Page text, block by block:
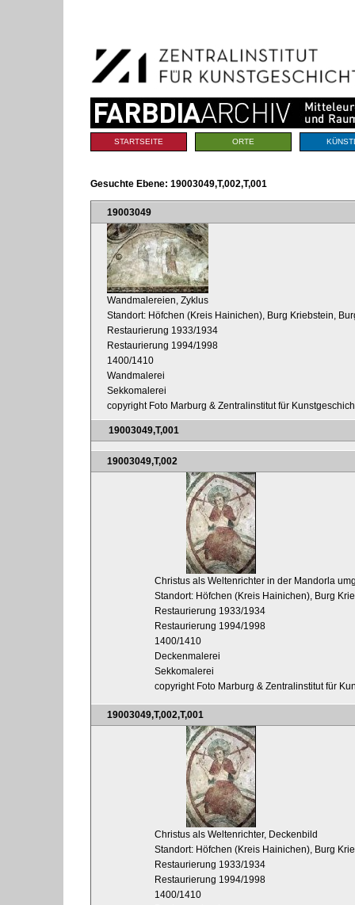
Navigation
Sektionen
STARTSEITE ORTE
Gesuchte Ebene: 19003049,T,002,T,001
19003049
Wandmalereien, Zyklus
Standort: Höfchen (Kreis Hainichen), Burg Kriebstein,
Restaurierung 1933/1934
Restaurierung 1994/1998
1400/1410
Wandmalerei
Sekkomalerei
copyright Foto Marburg & Zentralinstitut für
19003049,T,001
19003049,T,002
Christus als Weltenrichter in der Mandorla
Standort: Höfchen (Kreis Hainichen), Burg
Restaurierung 1933/1934
Restaurierung 1994/1998
1400/1410
Deckenmalerei
Sekkomalerei
copyright Foto Marburg & Zentralinstitut für
19003049,T,002,T,001
Christus als Weltenrichter, Deckenbild
Standort: Höfchen (Kreis Hainichen), Burg
Restaurierung 1933/1934
Restaurierung 1994/1998
1400/1410